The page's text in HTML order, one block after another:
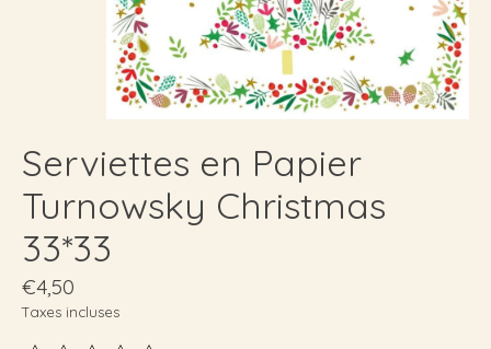
Serviettes en Papier
Turnowsky Christmas
33*33
€4,50
Taxes incluses